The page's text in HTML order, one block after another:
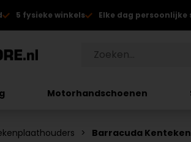
5 fysieke winkels Elke dag persoonlijke
Motorhandschoenen
Barracuda